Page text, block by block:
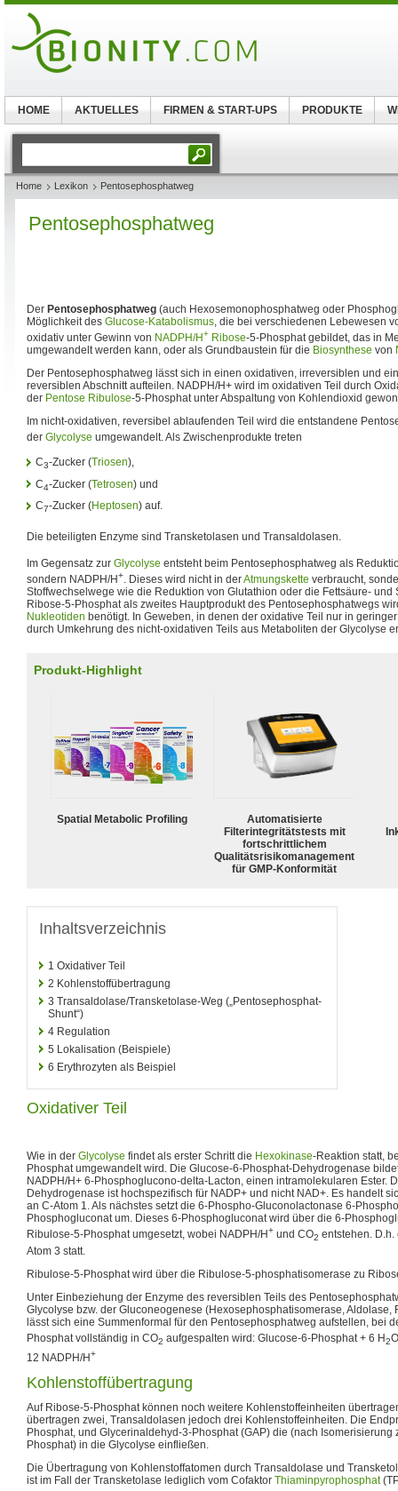
Home Lexikon Pentosephosphatweg
Pentosephosphatweg
Der Pentosephosphatweg (auch Hexosemonophosphatweg oder
Möglichkeit des Glucose-Katabolismus, die bei verschiedenen Lebewesen
oxidativ unter Gewinn von NADPH/H+ Ribose-5-Phosphat gebildet, das in
umgewandelt werden kann, oder als Grundbaustein für die Biosynthese von
Der Pentosephosphatweg lässt sich in einen oxidativen, irreversiblen und
reversiblen Abschnitt aufteilen. NADPH/H+ wird im oxidativen Teil durch
der Pentose Ribulose-5-Phosphat unter Abspaltung von Kohlendioxid
Im nicht-oxidativen, reversibel ablaufenden Teil wird die entstandene
der Glycolyse umgewandelt. Als Zwischenprodukte treten
C3-Zucker (Triosen),
C4-Zucker (Tetrosen) und
C7-Zucker (Heptosen) auf.
Die beteiligten Enzyme sind Transketolasen und Transaldolasen.
Im Gegensatz zur Glycolyse entsteht beim Pentosephosphatweg als
sondern NADPH/H+ . Dieses wird nicht in derAtmungskette verbraucht,
Stoffwechselwege wie die Reduktion von Glutathion oder die Fettsäure- und
Ribose-5-Phosphat als zweites Hauptprodukt des Pentosephosphatwegs
Nukleotiden benötigt. In Geweben, in denen der oxidative Teil nur in
durch Umkehrung des nicht-oxidativen Teils aus Metaboliten der Glycolyse
Produkt-Highlight
Spatial Metabolic Profiling
Automatisierte
Filterintegritätstests mit
fortschrittlichem
Qualitätsrisikomanagement
für GMP-Konformität
Inhaltsverzeichnis
1 Oxidativer Teil
2 Kohlenstoffübertragung
3 Transaldolase/Transketolase-Weg („Pentosephosphat-
Shunt“)
4 Regulation
5 Lokalisation (Beispiele)
6 Erythrozyten als Beispiel
Oxidativer Teil
Wie in der Glycolyse findet als erster Schritt die Hexokinase-Reaktion statt,
Phosphat umgewandelt wird. Die Glucose-6-Phosphat-Dehydrogenase
NADPH/H+ 6-Phosphoglucono-delta-Lacton, einen intramolekularen Ester.
Dehydrogenase ist hochspezifisch für NADP+ und nicht NAD+. Es handelt
an C-Atom 1. Als nächstes setzt die 6-Phospho-Gluconolactonase 6-
Phosphogluconat um. Dieses 6-Phosphogluconat wird über die 6-
Ribulose-5-Phosphat umgesetzt, wobei NADPH/H+ und CO2 entstehen.
Atom 3 statt.
Ribulose-5-Phosphat wird über die Ribulose-5-phosphatisomerase zu
Unter Einbeziehung der Enzyme des reversiblen Teils des
Glycolyse bzw. der Gluconeogenese (Hexosephosphatisomerase, Aldolase,
lässt sich eine Summenformal für den Pentosephosphatweg aufstellen, bei
Phosphat vollständig in CO2 aufgespalten wird: Glucose-6-Phosphat + 6 H2
12 NADPH/H+
Kohlenstoffübertragung
Auf Ribose-5-Phosphat können noch weitere Kohlenstoffeinheiten
übertragen zwei, Transaldolasen jedoch drei Kohlenstoffeinheiten. Die
Phosphat, und Glycerinaldehyd-3-Phosphat (GAP) die (nach Isomerisierung
Phosphat) in die Glycolyse einfließen.
Die Übertragung von Kohlenstoffatomen durch Transaldolase und
ist im Fall der Transketolase lediglich vom Cofaktor Thiaminpyrophosphat
HOME AKTUELLES FIRMEN & START-UPS PRODUKTE